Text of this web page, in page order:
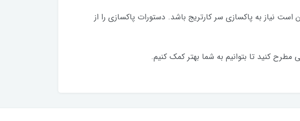
به پاکسازی سر کارتریج باشد. دستورات پاکسازی را از
کنید تا بتوانیم به شما بهتر کمک کنیم.